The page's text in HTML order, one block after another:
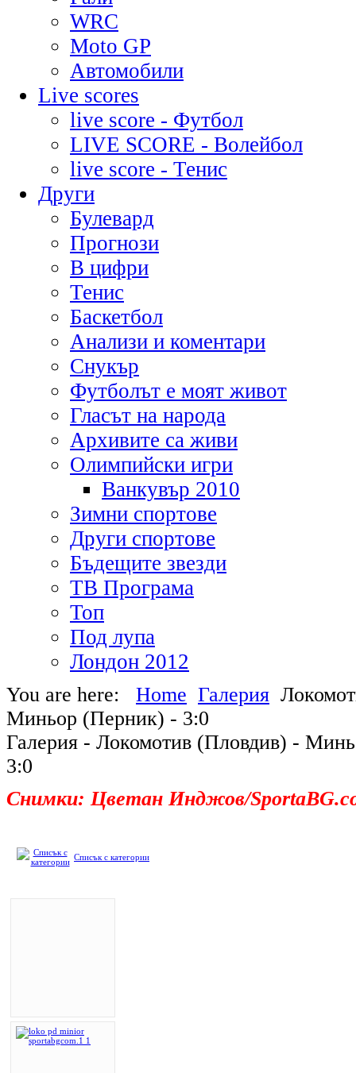
WRC
Moto GP
Автомобили
Live scores
live score - Футбол
LIVE SCORE - Волейбол
live score - Тенис
Други
Булевард
Прогнози
В цифри
Тенис
Баскетбол
Анализи и коментари
Снукър
Футболът е моят живот
Гласът на народа
Архивите са живи
Олимпийски игри
Ванкувър 2010
Зимни спортове
Други спортове
Бъдещите звезди
ТВ Програма
Топ
Под лупа
Лондон 2012
You are here: Home Галерия
Миньор (Перник) - 3:0
Галерия - Локомотив (Пловдив) -
3:0
Снимки: Цветан Инджов/
Списък с категории